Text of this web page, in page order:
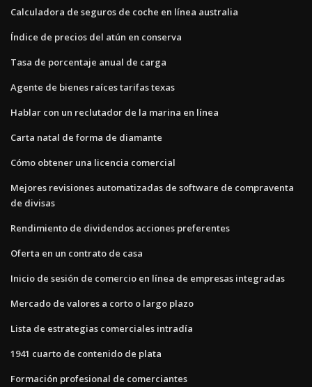
Calculadora de seguros de coche en línea australia
Índice de precios del atún en conserva
Tasa de porcentaje anual de carga
Agente de bienes raíces tarifas texas
Hablar con un reclutador de la marina en línea
Carta natal de forma de diamante
Cómo obtener una licencia comercial
Mejores revisiones automatizadas de software de compraventa
de divisas
Rendimiento de dividendos acciones preferentes
Oferta en un contrato de casa
Inicio de sesión de comercio en línea de empresas integradas
Mercado de valores a corto o largo plazo
Lista de estrategias comerciales intradía
1941 cuarto de contenido de plata
Formación profesional de comerciantes